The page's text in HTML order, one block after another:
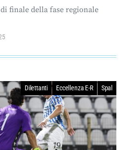
finale della fase regionale
Dilettanti Eccellenza E-R Spal